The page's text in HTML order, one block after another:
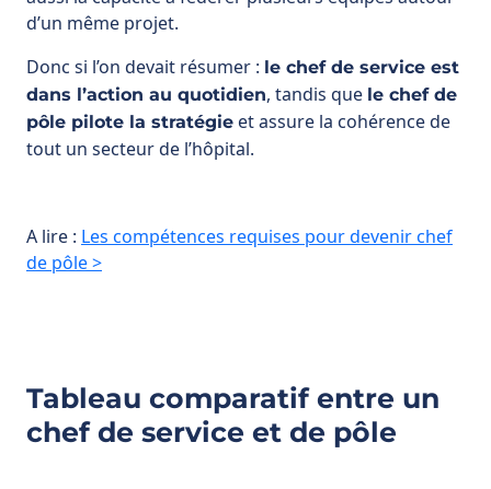
d’un même projet.
Donc si l’on devait résumer : le chef de service est
dans l’action au quotidien, tandis que le chef de
pôle pilote la stratégie et assure la cohérence de
tout un secteur de l’hôpital.
A lire : Les compétences requises pour devenir chef
de pôle >
Tableau comparatif entre un
chef de service et de pôle